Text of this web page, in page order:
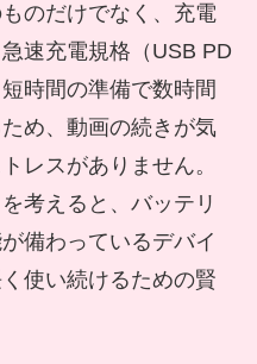
のだけでなく、充電
速充電規格（USB PD
時間の準備で数時間
め、動画の続きが気
レスがありません。
考えると、バッテリ
備わっているデバイ
使い続けるための賢